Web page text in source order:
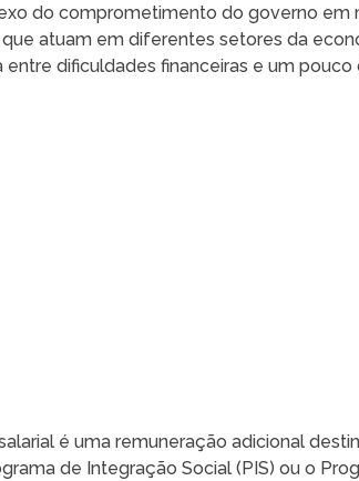
do comprometimento do governo em
atuam em diferentes setores da
dificuldades financeiras e um pouco
é uma remuneração adicional
de Integração Social (PIS) ou o